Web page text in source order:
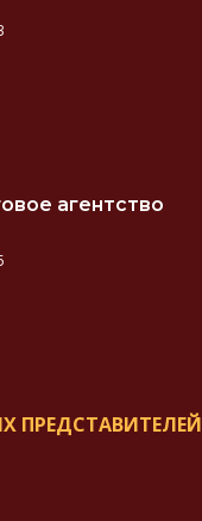
агентство
ПРЕДСТАВИТЕЛЕЙ